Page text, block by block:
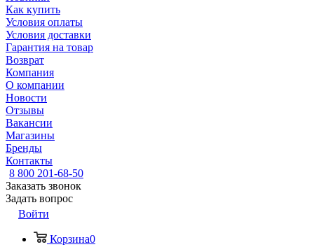
Как купить
Условия оплаты
Условия доставки
Гарантия на товар
Возврат
Компания
О компании
Новости
Отзывы
Вакансии
Магазины
Бренды
Контакты
8 800 201-68-50
Заказать звонок
Задать вопрос
Войти
Корзина0